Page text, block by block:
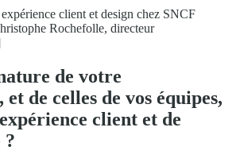
client et design chez SNCF
Rochefolle, directeur
de votre
de celles de vos équipes,
client et de
?